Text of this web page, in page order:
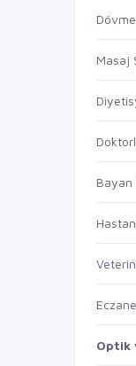
Masaj
Bayan
Optik